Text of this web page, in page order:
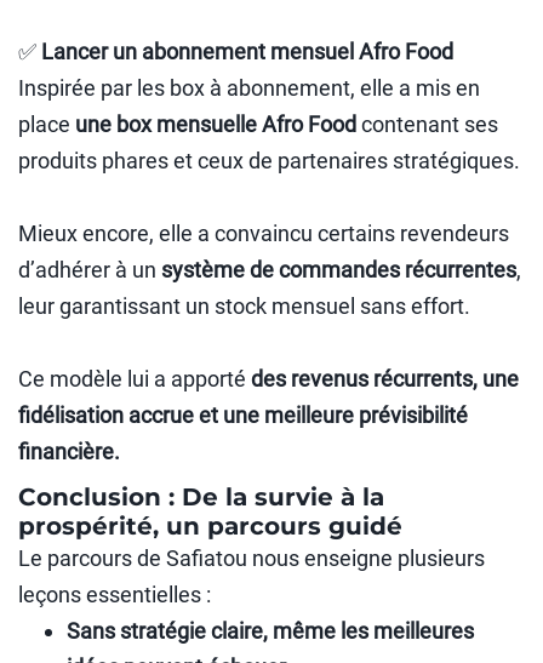
✅ Lancer un abonnement mensuel Afro Food
Inspirée par les box à abonnement, elle a mis en
place une box mensuelle Afro Foodcontenant ses
produits phares et ceux de partenaires stratégiques.
Mieux encore, elle a convaincu certains revendeurs
d’adhérer à un système de commandes récurrentes,
leur garantissant un stock mensuel sans effort.
Ce modèle lui a apporté des revenus récurrents, une
fidélisation accrue et une meilleure prévisibilité
financière.
Conclusion : De la survie à la
prospérité, un parcours guidé
Le parcours de Safiatou nous enseigne plusieurs
leçons essentielles :
Sans stratégie claire, même les meilleures